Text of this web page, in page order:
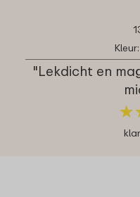
"Lekdicht en
★
★